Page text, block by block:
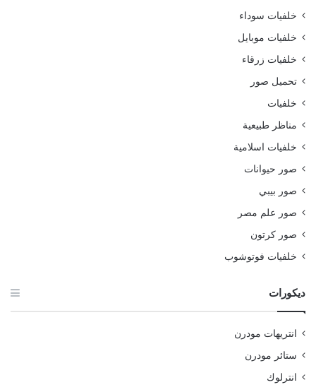
خلفيات سوداء
خلفيات موبايل
خلفيات زرقاء
تحميل صور
خلفيات
مناظر طبيعية
خلفيات اسلامية
صور حيوانات
صور بيبي
صور علم مصر
صور كرتون
خلفيات فوتوشوب
ديكورات
انتريهات مودرن
ستائر مودرن
انترلوك